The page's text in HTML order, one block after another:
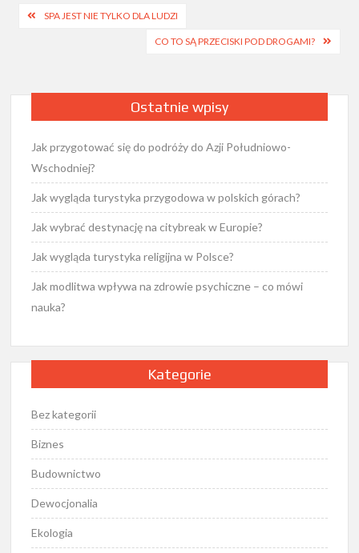
Nawigacja
SPA JEST NIE TYLKO DLA LUDZI
CO TO SĄ PRZECISKI POD DROGAMI?
Ostatnie wpisy
Jak przygotować się do podróży do Azji Południowo-
Wschodniej?
Jak wygląda turystyka przygodowa w polskich górach?
Jak wybrać destynację na citybreak w Europie?
Jak wygląda turystyka religijna w Polsce?
Jak modlitwa wpływa na zdrowie psychiczne – co mówi
nauka?
Kategorie
Bez kategorii
Biznes
Budownictwo
Dewocjonalia
Ekologia